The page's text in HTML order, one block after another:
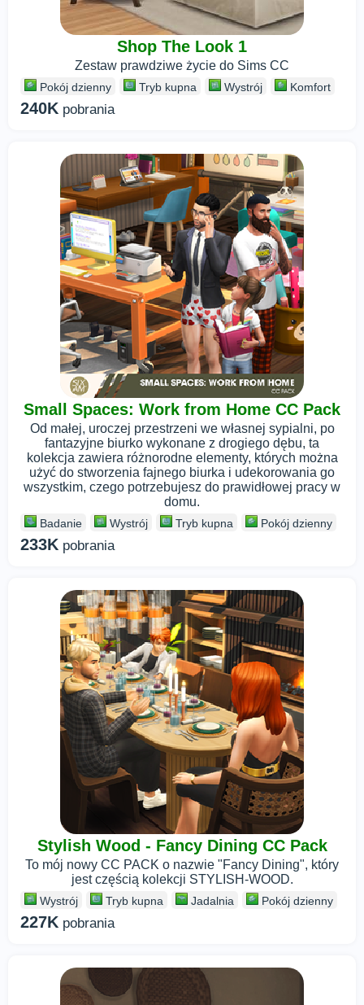
Shop The Look 1
Zestaw prawdziwe życie do Sims CC
Pokój dzienny Tryb kupna Wystrój Komfort
240K pobrania
Small Spaces: Work from Home CC Pack
Od małej, uroczej przestrzeni we własnej sypialni, po
fantazyjne biurko wykonane z drogiego dębu, ta
kolekcja zawiera różnorodne elementy, których można
użyć do stworzenia fajnego biurka i udekorowania go
wszystkim, czego potrzebujesz do prawidłowej pracy w
domu.
Badanie Wystrój Tryb kupna Pokój dzienny
233K pobrania
Stylish Wood - Fancy Dining CC Pack
To mój nowy CC PACK o nazwie "Fancy Dining", który
jest częścią kolekcji STYLISH-WOOD.
Wystrój Tryb kupna Jadalnia Pokój dzienny
227K pobrania